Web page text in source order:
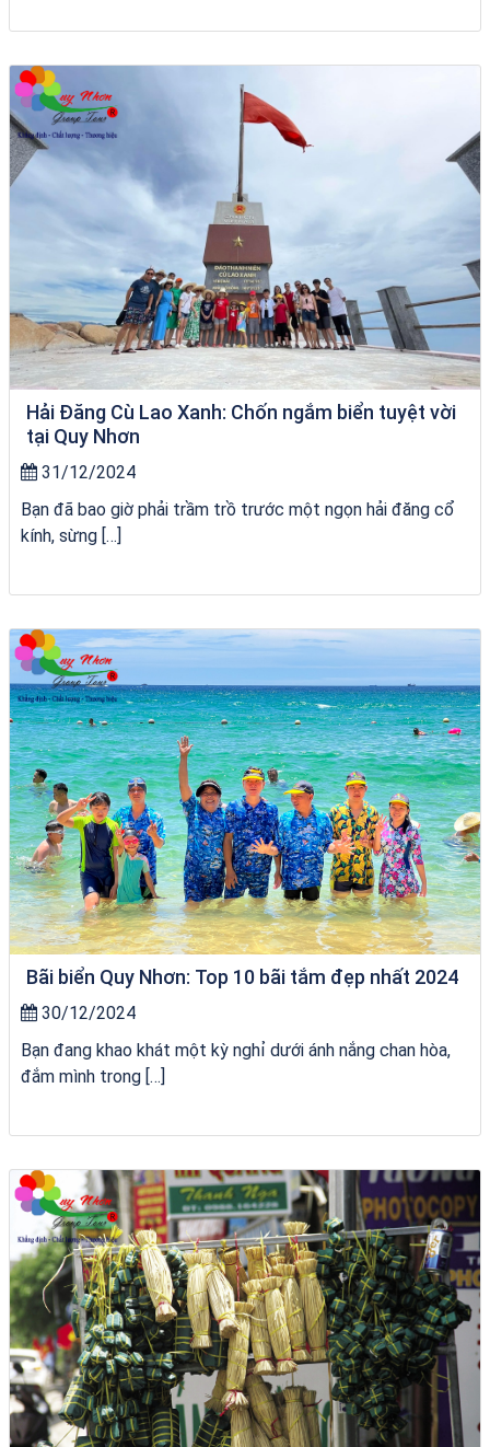
Hải Đăng Cù Lao Xanh: Chốn ngắm biển tuyệt vời
tại Quy Nhơn
31/12/2024
Bạn đã bao giờ phải trầm trồ trước một ngọn hải đăng cổ
kính, sừng […]
VÉ HẢI GIANG
Bãi biển Quy Nhơn: Top 10 bãi tắm đẹp nhất 2024
30/12/2024
Bạn đang khao khát một kỳ nghỉ dưới ánh nắng chan hòa,
đắm mình trong […]
VÉ HẢI GIANG